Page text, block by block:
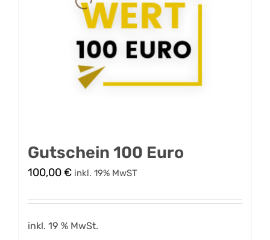
Gutschein 100 Euro
100,00€ inkl. 19% MwST
inkl. 19 % MwSt.